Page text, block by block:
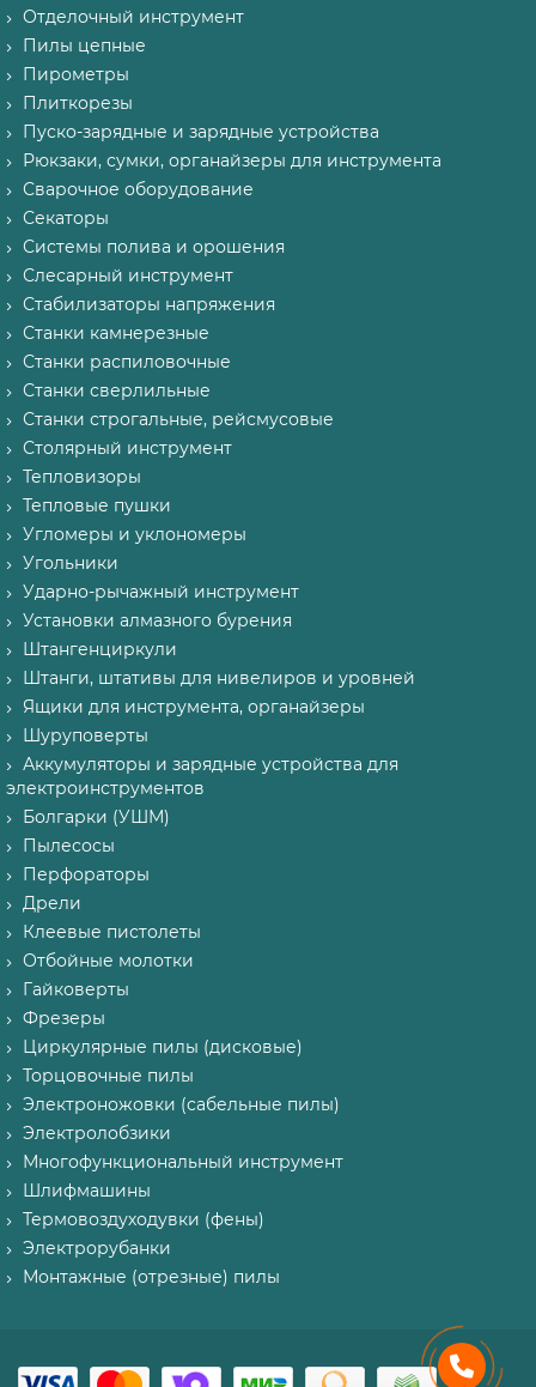
Отделочный инструмент
Пилы цепные
Пирометры
Плиткорезы
Пуско-зарядные и зарядные устройства
Рюкзаки, сумки, органайзеры для инструмента
Сварочное оборудование
Секаторы
Системы полива и орошения
Слесарный инструмент
Стабилизаторы напряжения
Станки камнерезные
Станки распиловочные
Станки сверлильные
Станки строгальные, рейсмусовые
Столярный инструмент
Тепловизоры
Тепловые пушки
Угломеры и уклономеры
Угольники
Ударно-рычажный инструмент
Установки алмазного бурения
Штангенциркули
Штанги, штативы для нивелиров и уровней
Ящики для инструмента, органайзеры
Шуруповерты
Аккумуляторы и зарядные устройства для
электроинструментов
Болгарки (УШМ)
Пылесосы
Перфораторы
Дрели
Клеевые пистолеты
Отбойные молотки
Гайковерты
Фрезеры
Циркулярные пилы (дисковые)
Торцовочные пилы
Электроножовки (сабельные пилы)
Электролобзики
Многофункциональный инструмент
Шлифмашины
Термовоздуходувки (фены)
Электрорубанки
Монтажные (отрезные) пилы